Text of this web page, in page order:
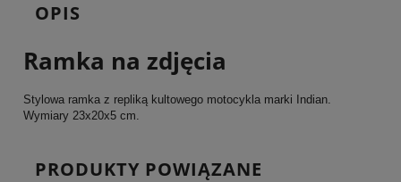
OPIS
Ramka na zdjęcia
Stylowa ramka z repliką kultowego motocykla marki Indian.
Wymiary 23x20x5 cm.
PRODUKTY POWIĄZANE